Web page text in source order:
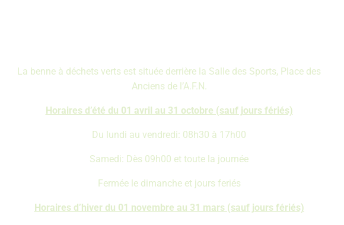
La benne à déchets verts est située derrière la Salle des Sports, Place des
Anciens de l’A.F.N.
Horaires d’été du 01 avril au 31 octobre (sauf jours fériés)
Du lundi au vendredi: 08h30 à 17h00
Samedi: Dès 09h00 et toute la journée
Fermée le dimanche et jours feriés
Horaires d’hiver du 01 novembre au 31 mars (sauf jours fériés)